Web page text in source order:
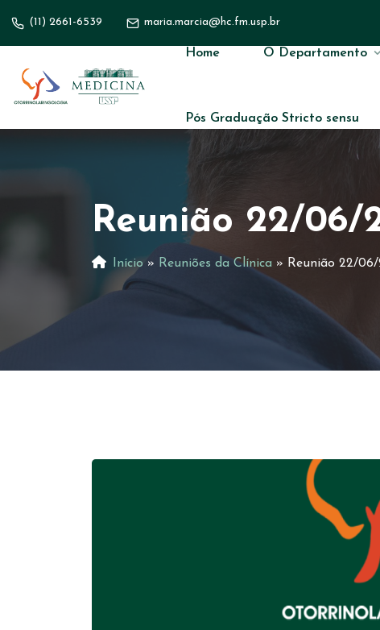
(11) 2661-6539 maria.marcia@hc.fm.usp.br
Home O Departamento
Pós Graduação Stricto sensu
Reunião 22/06/
Início » Reuniões da Clínica » Reunião 22/